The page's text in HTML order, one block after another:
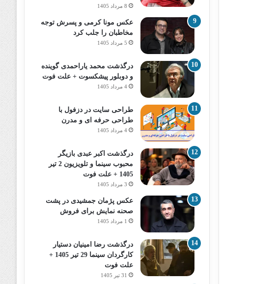
8 مرداد 1405
عکس مونا کرمی و پسرش توجه
مخاطبان را جلب کرد
5 مرداد 1405
درگذشت محمد یاراحمدی گوینده
و دوبلور پیشکسوت + علت فوت
4 مرداد 1405
طراحی سایت در دزفول با
طراحی حرفه‌ ای و مدرن
4 مرداد 1405
درگذشت اکبر عبدی بازیگر
محبوب سینما و تلویزیون 2 تیر
1405 + علت فوت
3 مرداد 1405
عکس پژمان جمشیدی در پشت
صحنه نمایش برای فروش
1 مرداد 1405
درگذشت رضا امینیان دستیار
کارگردان سینما 29 تیر 1405 +
علت فوت
31 تیر 1405